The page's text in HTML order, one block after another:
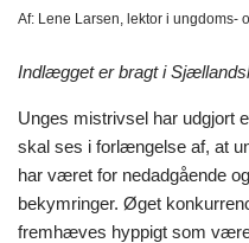
Af: Lene Larsen, lektor i ungdoms-
Indlægget er bragt i
Unges mistrivsel har udgjort
skal ses i forlængelse af, at
har været for nedadgående
bekymringer. Øget
fremhæves hyppigt som